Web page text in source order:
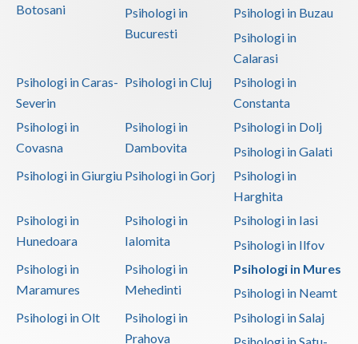
Botosani
Psihologi in
Bucuresti
Psihologi in Buzau
Psihologi in
Calarasi
Psihologi in Caras-
Severin
Psihologi in Cluj
Psihologi in
Constanta
Psihologi in
Covasna
Psihologi in
Dambovita
Psihologi in Dolj
Psihologi in Galati
Psihologi in Giurgiu Psihologi in Gorj
Psihologi in
Harghita
Psihologi in
Hunedoara
Psihologi in
Ialomita
Psihologi in Iasi
Psihologi in Ilfov
Psihologi in
Maramures
Psihologi in
Mehedinti
Psihologi in Mures
Psihologi in Neamt
Psihologi in Olt
Psihologi in
Prahova
Psihologi in Salaj